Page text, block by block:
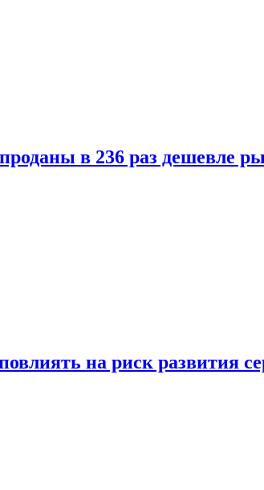
в 236 раз дешевле
на риск развития